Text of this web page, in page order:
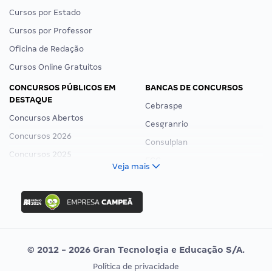
Cursos por Estado
Cursos por Professor
Oficina de Redação
Cursos Online Gratuitos
CONCURSOS PÚBLICOS EM
DESTAQUE
Concursos Abertos
Concursos 2026
Concursos 2025
Concurso Ibama
Concurso MPU
Editais publicados
BANCAS DE CONCURSOS
Cebraspe
Cesgranrio
Consulplan
Vunesp
Veja mais
© 2012 - 2026 Gran Tecnologia e Educação S/A.
Política de privacidade